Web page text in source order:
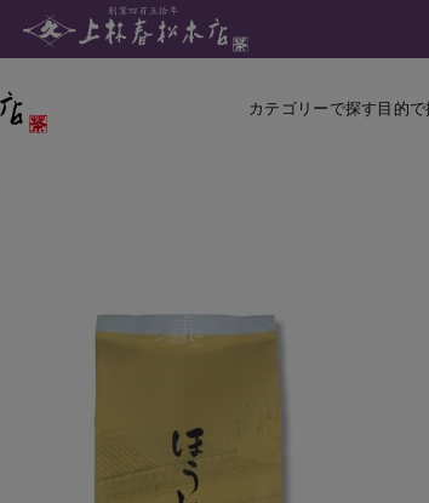
カテゴリーで探す目的